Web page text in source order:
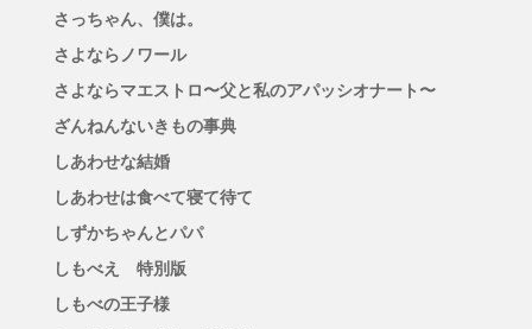
さっちゃん、僕は。
さよならノワール
さよならマエストロ〜父と私のアパッシオナート〜
ざんねんないきもの事典
しあわせな結婚
しあわせは食べて寝て待て
しずかちゃんとパパ
しもべえ 特別版
しもべの王子様